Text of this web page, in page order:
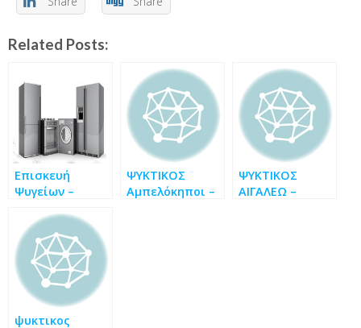
Related Posts:
Επισκευή
Ψυγείων –
Ψυκτικός Αθήνα
ΨΥΚΤΙΚΟΣ
Αμπελόκηποι –
ΨΥΚΤΙΚΟΣ
ΑΙΓΑΛΕΩ –
ψυκτικος